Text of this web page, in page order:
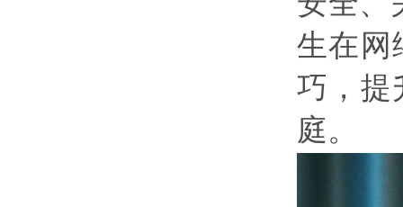
生在网
巧，提
庭。